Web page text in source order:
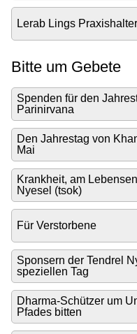
Lerab Lings
Bitte um Gebete
Spenden für den
Parinirvana
Den Jahrestag von
Mai
Krankheit, am
Nyesel (tsok)
Für Verstorbene
Sponsern der Tendrel
speziellen Tag
Dharma-Schützer um
Pfades bitten